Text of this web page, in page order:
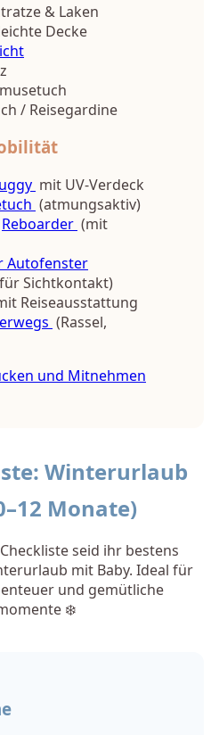
& Laken
Decke
/ Reisegardine
mit UV-Verdeck
(atmungsaktiv)
Reboarder (mit
Autofenster
Sichtkontakt)
Reiseausstattung
(Rassel,
und Mitnehmen
Winterurlaub
Monate)
seid ihr bestens
mit Baby. Ideal für
und gemütliche
❄️